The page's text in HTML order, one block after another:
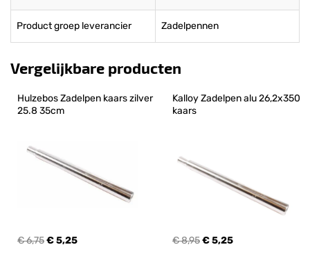
Product groep leverancier Zadelpennen
Vergelijkbare producten
Hulzebos Zadelpen kaars zilver
25.8 35cm
€ 6,75€ 5,25
Kalloy Zadelpen alu 26,2x350
kaars
€ 8,95€ 5,25